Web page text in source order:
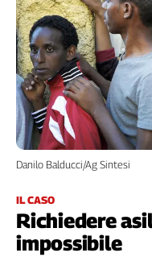
Economia
Lavoro
Ambiente
Diritti
Welfare
Italia
Internazionale
Culture
Categorie
Filcams
Filctem
IL CASO
Richiedere
impossibile
Danilo Balducci/Ag Sintesi